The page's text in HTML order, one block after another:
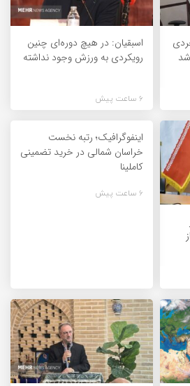
اسبقیان: در هیچ دوره‌ای چنین
رویکردی به ورزش وجود نداشته
6 ساعت پیش
اینفوگرافیک؛ رتبه نخست
خراسان شمالی در خرید تضمینی
کاملینا
6 ساعت پیش